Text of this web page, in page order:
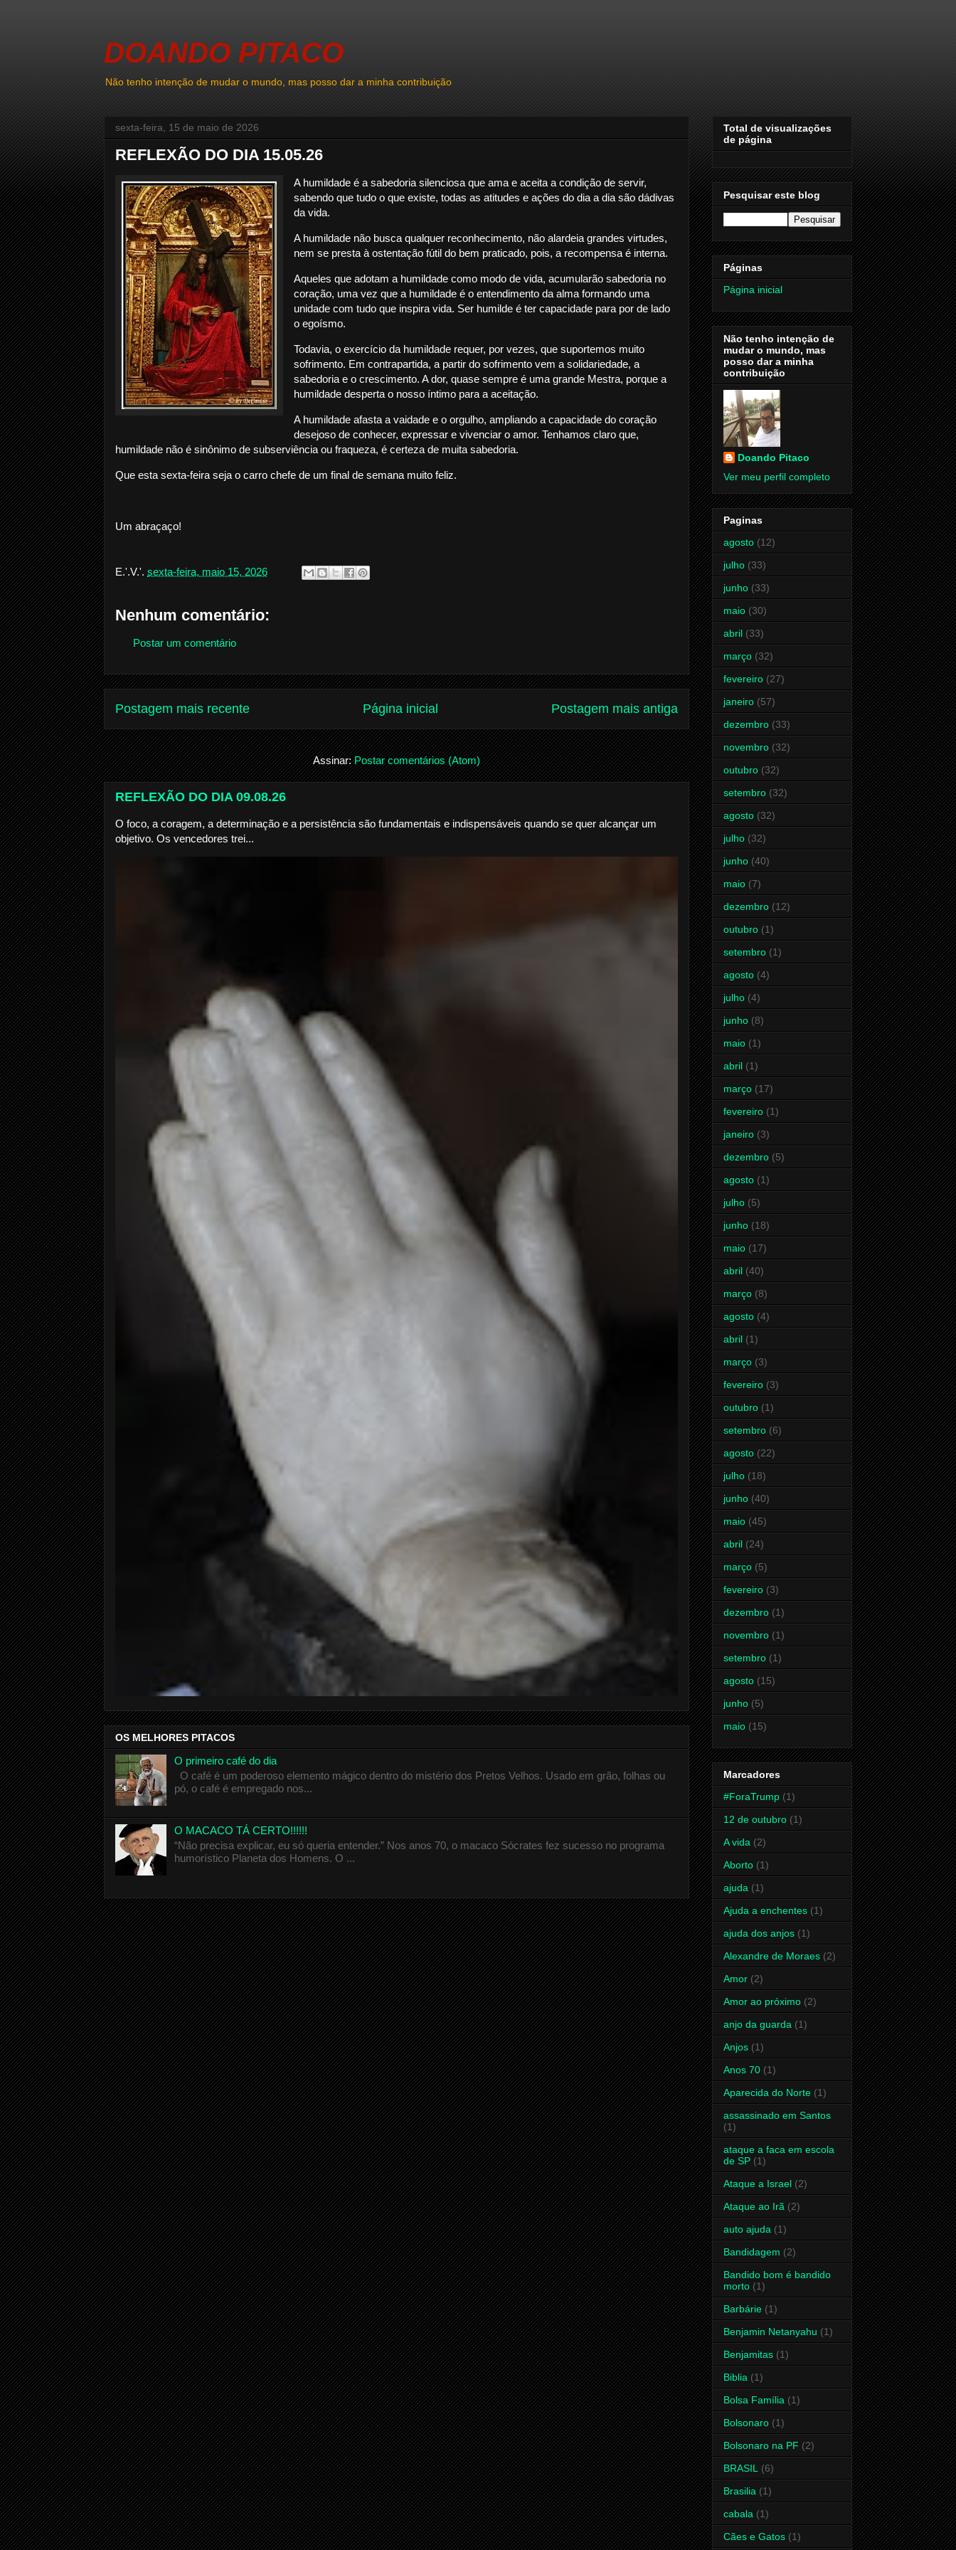
DOANDO PITACO
Não tenho intenção de mudar o mundo, mas posso dar a minha contribuição
sexta-feira, 15 de maio de 2026
REFLEXÃO DO DIA 15.05.26
A humildade é a sabedoria silenciosa que ama e aceita a condição de servir,
sabendo que tudo o que existe, todas as atitudes e ações do dia a dia são dádivas
da vida.
A humildade não busca qualquer reconhecimento, não alardeia grandes virtudes,
nem se presta à ostentação fútil do bem praticado, pois, a recompensa é interna.
Aqueles que adotam a humildade como modo de vida, acumularão sabedoria no
coração, uma vez que a humildade é o entendimento da alma formando uma
unidade com tudo que inspira vida. Ser humilde é ter capacidade para por de lado
o egoísmo.
Todavia, o exercício da humildade requer, por vezes, que suportemos muito
sofrimento. Em contrapartida, a partir do sofrimento vem a solidariedade, a
sabedoria e o crescimento. A dor, quase sempre é uma grande Mestra, porque a
humildade desperta o nosso íntimo para a aceitação.
A humildade afasta a vaidade e o orgulho, ampliando a capacidade do coração
desejoso de conhecer, expressar e vivenciar o amor. Tenhamos claro que,
humildade não é sinônimo de subserviência ou fraqueza, é certeza de muita sabedoria.
Que esta sexta-feira seja o carro chefe de um final de semana muito feliz.
Um abraçaço!
E.'.V.'. sexta-feira, maio 15, 2026
Nenhum comentário:
Postar um comentário
Postagem mais recente Postagem mais antiga
Página inicial
Assinar:Postar comentários (Atom)
REFLEXÃO DO DIA 09.08.26
O foco, a coragem, a determinação e a persistência são fundamentais e indispensáveis quando se quer alcançar um
objetivo. Os vencedores trei...
OS MELHORES PITACOS
O primeiro café do dia
O café é um poderoso elemento mágico dentro do mistério dos Pretos Velhos. Usado em grão, folhas ou
pó, o café é empregado nos...
O MACACO TÁ CERTO!!!!!!
“Não precisa explicar, eu só queria entender.” Nos anos 70, o macaco Sócrates fez sucesso no programa
humorístico Planeta dos Homens. O ...
Total de visualizações
de página
Pesquisar este blog
Páginas
Página inicial
Não tenho intenção de
mudar o mundo, mas
posso dar a minha
contribuição
Doando Pitaco
Ver meu perfil completo
Paginas
agosto (12)
julho (33)
junho (33)
maio (30)
abril (33)
março (32)
fevereiro (27)
janeiro (57)
dezembro (33)
novembro (32)
outubro (32)
setembro (32)
agosto (32)
julho (32)
junho (40)
maio (7)
dezembro (12)
outubro (1)
setembro (1)
agosto (4)
julho (4)
junho (8)
maio (1)
abril (1)
março (17)
fevereiro (1)
janeiro (3)
dezembro (5)
agosto (1)
julho (5)
junho (18)
maio (17)
abril (40)
março (8)
agosto (4)
abril (1)
março (3)
fevereiro (3)
outubro (1)
setembro (6)
agosto (22)
julho (18)
junho (40)
maio (45)
abril (24)
março (5)
fevereiro (3)
dezembro (1)
novembro (1)
setembro (1)
agosto (15)
junho (5)
maio (15)
Marcadores
#ForaTrump (1)
12 de outubro (1)
A vida (2)
Aborto (1)
ajuda (1)
Ajuda a enchentes (1)
ajuda dos anjos (1)
Alexandre de Moraes (2)
Amor (2)
Amor ao próximo (2)
anjo da guarda (1)
Anjos (1)
Anos 70 (1)
Aparecida do Norte (1)
assassinado em Santos
(1)
ataque a faca em escola
de SP (1)
Ataque a Israel (2)
Ataque ao Irã (2)
auto ajuda (1)
Bandidagem (2)
Bandido bom é bandido
morto (1)
Barbárie (1)
Benjamin Netanyahu (1)
Benjamitas (1)
Biblia (1)
Bolsa Família (1)
Bolsonaro (1)
Bolsonaro na PF (2)
BRASIL (6)
Brasilia (1)
cabala (1)
Cães e Gatos (1)